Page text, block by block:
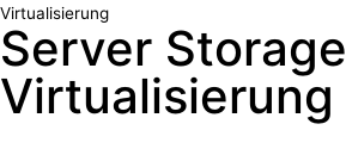
Virtualisierung
Server Storage
Virtualisierung